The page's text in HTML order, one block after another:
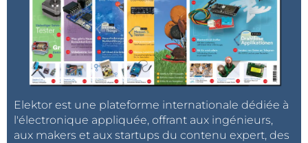
Elektor est une plateforme internationale dédiée à
l'électronique appliquée, offrant aux ingénieurs,
aux makers et aux startups du contenu expert, des